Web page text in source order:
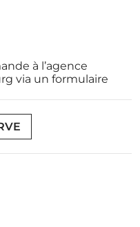
à l’agence
via un formulaire